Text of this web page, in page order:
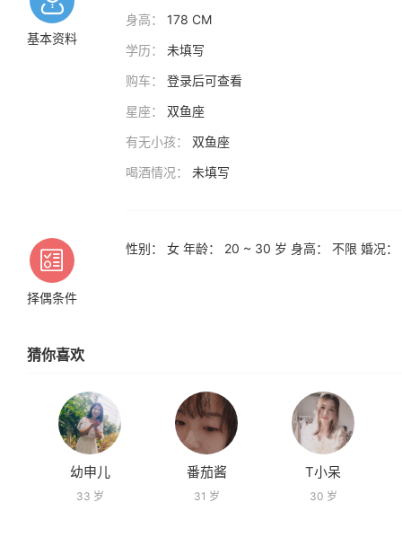
基本资料
身高：
178 CM
学历：
未填写
购车：
登录后可查看
星座：
双鱼座
有无小孩：
双鱼座
喝酒情况：
未填写
择偶条件
性别： 女 年龄： 20 ~ 30 岁 身高： 不限 婚况：
猜你喜欢
幼申儿
33 岁
番茄酱
31 岁
T小呆
30 岁